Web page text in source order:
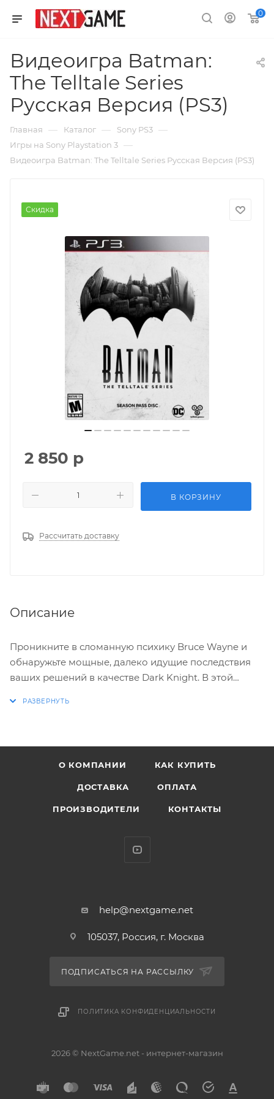
0
Видеоигра Batman:
The Telltale Series
Русская Версия (PS3)
Главная — Каталог — Sony PS3 —
Игры на Sony Playstation 3 —
Видеоигра Batman: The Telltale Series Русская Версия (PS3)
Скидка
2 850 р
В КОРЗИНУ
Рассчитать доставку
Описание
Проникните в сломанную психику Bruce Wayne и
обнаружьте мощные, далеко идущие последствия
ваших решений в качестве Dark Knight. В этой
О КОМПАНИИ КАК КУПИТЬ
ДОСТАВКА ОПЛАТА
ПРОИЗВОДИТЕЛИ КОНТАКТЫ
help@nextgame.net
105037, Россия, г. Москва
ПОДПИСАТЬСЯ НА РАССЫЛКУ
ПОЛИТИКА КОНФИДЕНЦИАЛЬНОСТИ
2026 © NextGame.net - интернет-магазин